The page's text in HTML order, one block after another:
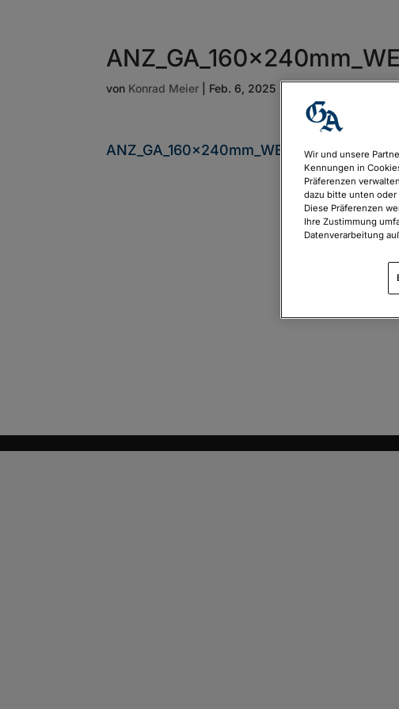
von Konrad Meier Feb. 6, 2025
ANZ_GA_160x240mm_WEG25-1_final
Wir und unsere
Kennungen in
Präferenzen
dazu bitte unten
Diese Präferenzen
Ihre Zustimmung
Datenverarbeitung